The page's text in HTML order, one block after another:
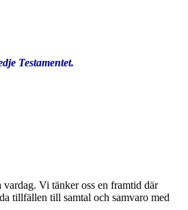
Testamentet.
Vi tänker oss en framtid där
tillfällen till samtal och samvaro med